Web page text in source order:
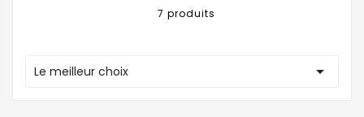
7 produits
Le meilleur choix 